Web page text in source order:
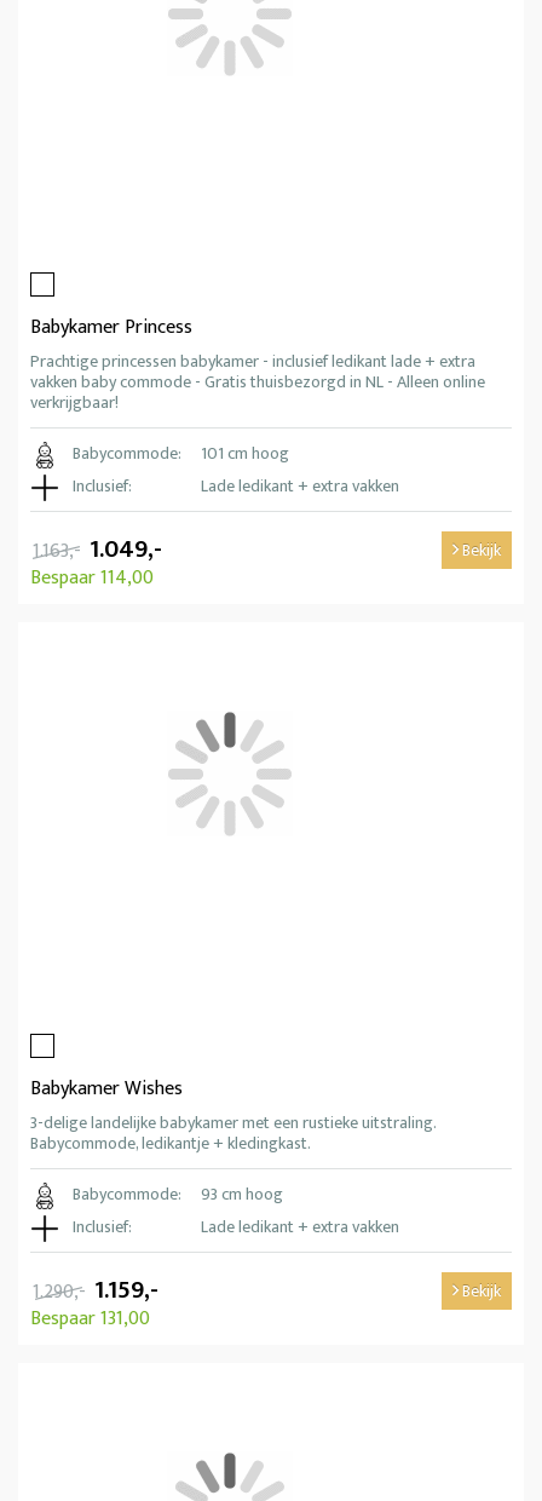
Babykamer Princess
Prachtige princessen babykamer - inclusief ledikant lade + extra
vakken baby commode - Gratis thuisbezorgd in NL - Alleen online
verkrijgbaar!
Babycommode:
101 cm hoog
Inclusief:
Lade ledikant + extra vakken
1.163,- 1.049,-
Bespaar 114,00
Bekijk
Babykamer Wishes
3-delige landelijke babykamer met een rustieke uitstraling.
Babycommode, ledikantje + kledingkast.
Babycommode:
93 cm hoog
Inclusief:
Lade ledikant + extra vakken
1.290,- 1.159,-
Bespaar 131,00
Bekijk